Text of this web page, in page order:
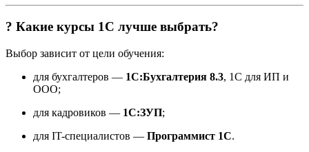
? Какие курсы 1С лучше выбрать?
Выбор зависит от цели обучения:
для бухгалтеров — 1С:Бухгалтерия 8.3, 1С для ИП и
ООО;
для кадровиков — 1С:ЗУП;
для IT-специалистов — Программист 1С.